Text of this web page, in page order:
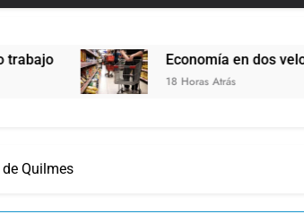
Economía en dos velocidades
18 Horas Atrás
Quilmes